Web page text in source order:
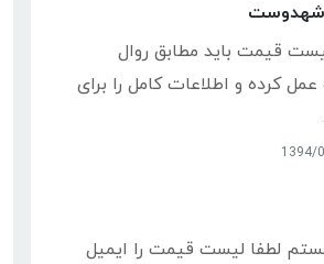
قیمت باید مطابق روال
کرده و اطلاعات کامل را برای
لطفا لیست قیمت را ایمیل